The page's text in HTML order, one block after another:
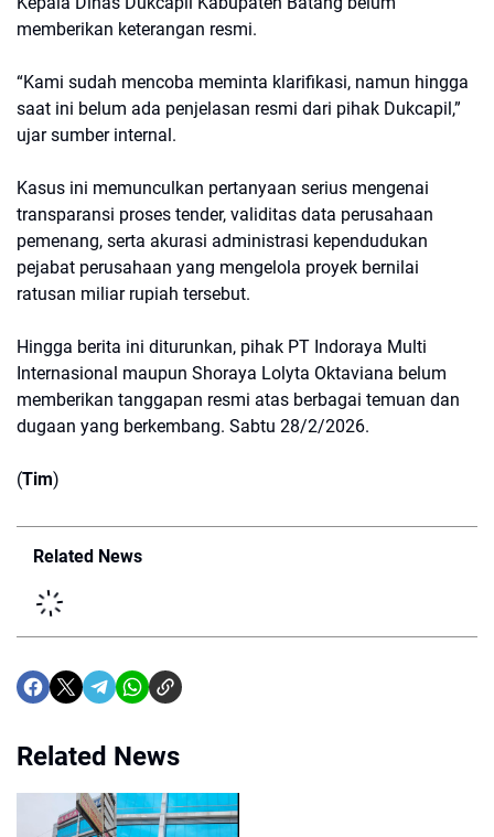
memberikan keterangan resmi.
“Kami sudah mencoba meminta klarifikasi, namun hingga
saat ini belum ada penjelasan resmi dari pihak Dukcapil,”
ujar sumber internal.
Kasus ini memunculkan pertanyaan serius mengenai
transparansi proses tender, validitas data perusahaan
pemenang, serta akurasi administrasi kependudukan
pejabat perusahaan yang mengelola proyek bernilai
ratusan miliar rupiah tersebut.
Hingga berita ini diturunkan, pihak PT Indoraya Multi
Internasional maupun Shoraya Lolyta Oktaviana belum
memberikan tanggapan resmi atas berbagai temuan dan
dugaan yang berkembang. Sabtu 28/2/2026.
(Tim)
Related News
Related News